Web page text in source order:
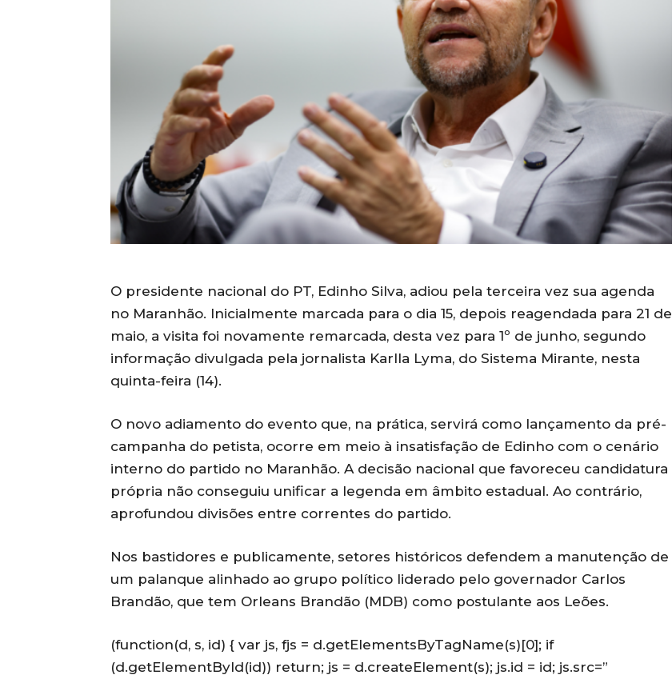
O presidente nacional do PT, Edinho Silva, adiou pela terceira vez sua agenda
no Maranhão. Inicialmente marcada para o dia 15, depois reagendada para 21 de
maio, a visita foi novamente remarcada, desta vez para 1º de junho, segundo
informação divulgada pela jornalista Karlla Lyma, do Sistema Mirante, nesta
quinta-feira (14).
O novo adiamento do evento que, na prática, servirá como lançamento da pré-
campanha do petista, ocorre em meio à insatisfação de Edinho com o cenário
interno do partido no Maranhão. A decisão nacional que favoreceu candidatura
própria não conseguiu unificar a legenda em âmbito estadual. Ao contrário,
aprofundou divisões entre correntes do partido.
Nos bastidores e publicamente, setores históricos defendem a manutenção de
um palanque alinhado ao grupo político liderado pelo governador Carlos
Brandão, que tem Orleans Brandão (MDB) como postulante aos Leões.
(function(d, s, id) { var js, fjs = d.getElementsByTagName(s)[0]; if
(d.getElementById(id)) return; js = d.createElement(s); js.id = id; js.src=”